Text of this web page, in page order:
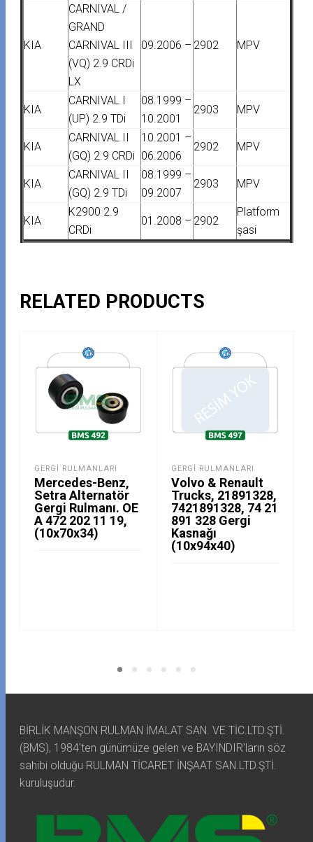
KIA
CARNIVAL /
GRAND
CARNIVAL III
(VQ) 2.9 CRDi
LX
09.2006 – 2902 MPV
KIA
CARNIVAL I
(UP) 2.9 TDi
08.1999 –
10.2001
2903 MPV
KIA
CARNIVAL II
(GQ) 2.9 CRDi
10.2001 –
06.2006
2902 MPV
KIA
CARNIVAL II
(GQ) 2.9 TDi
08.1999 –
09.2007
2903 MPV
KIA
K2900 2.9
CRDi
01.2008 – 2902
Platform
şasi
RELATED PRODUCTS
GERGI RULMANLARI
Mercedes-Benz,
Setra Alternatör
Gergi Rulmanı. OE
A 472 202 11 19,
(10x70x34)
GERGI RULMANLARI
Volvo & Renault
Trucks, 21891328,
7421891328, 74 21
891 328 Gergi
Kasnağı
(10x94x40)
BİRLİK MANŞON RULMAN İMALAT SAN. VE TİC.LTD.ŞTİ.
(BMS), 1984'ten günümüze gelen ve BAYINDIR'ların söz
sahibi olduğu RULMAN TİCARET İNŞAAT SAN.LTD.ŞTİ.
kuruluşudur.